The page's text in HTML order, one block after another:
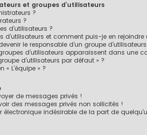
et groupes d’utilisateurs
?
?
d’utilisateurs ?
d’utilisateurs et comment puis-je en rejoindre
le responsable d’un groupe
d’utilisateurs apparaissent dans une
d’utilisateurs par défaut » ?
« L’équipe » ?
de messages privés !
des messages privés non sollicités !
électronique indésirable de la part de